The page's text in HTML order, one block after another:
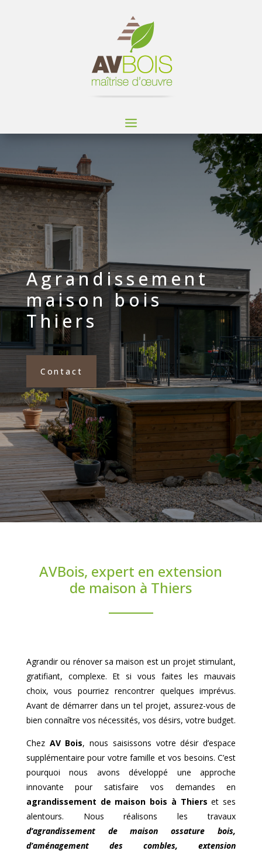
Agrandissement
maison bois
Thiers
Contact
AVBois, expert en extension
de maison à Thiers
Agrandir ou rénover sa maison est un projet stimulant,
gratifiant, complexe. Et si vous faites les mauvais
choix, vous pourriez rencontrer quelques imprévus.
Avant de démarrer dans un tel projet, assurez-vous de
bien connaître vos nécessités, vos désirs, votre budget.
Chez AV Bois, nous saisissons votre désir d’espace
supplémentaire pour votre famille et vos besoins. C’est
pourquoi nous avons développé une approche
innovante pour satisfaire vos demandes en
agrandissement de maison bois à Thiers et ses
alentours. Nous réalisons les travaux
d’agrandissement de maison ossature bois,
d’aménagement des combles, extension